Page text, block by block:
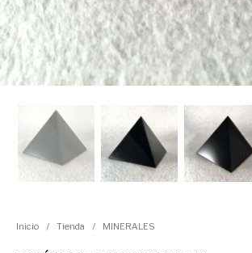
Inicio / Tienda / MINERALES